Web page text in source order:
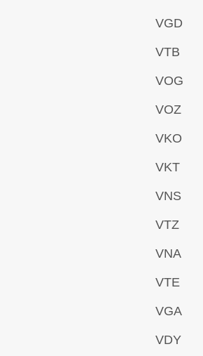
VGD
VTB
VOG
VOZ
VKO
VKT
VNS
VTZ
VNA
VTE
VGA
VDY